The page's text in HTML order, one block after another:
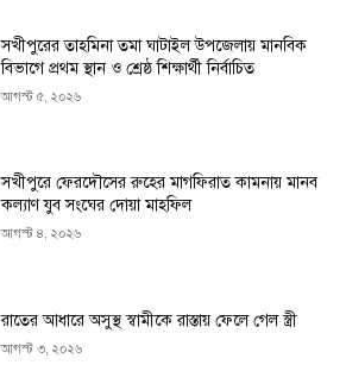
সখীপুরের তাহমিনা তমা ঘাটাইল উপজেলায় মানবিক
বিভাগে প্রথম স্থান ও শ্রেষ্ঠ শিক্ষার্থী নির্বাচিত
আগস্ট ৫, ২০২৬
সখীপুরে ফেরদৌসের রুহের মাগফিরাত কামনায় মানব
কল্যাণ যুব সংঘের দোয়া মাহফিল
আগস্ট ৪, ২০২৬
রাতের আধারে অসুস্থ স্বামীকে রাস্তায় ফেলে গেল স্ত্রী
আগস্ট ৩, ২০২৬